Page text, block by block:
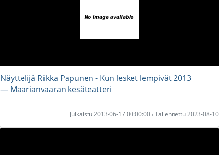
Näyttelijä Riikka Papunen - Kun lesket lempivät 2013
― Maarianvaaran kesäteatteri
Julkaistu 2013-06-17 00:00:00 / Tallennettu 2023-08-10